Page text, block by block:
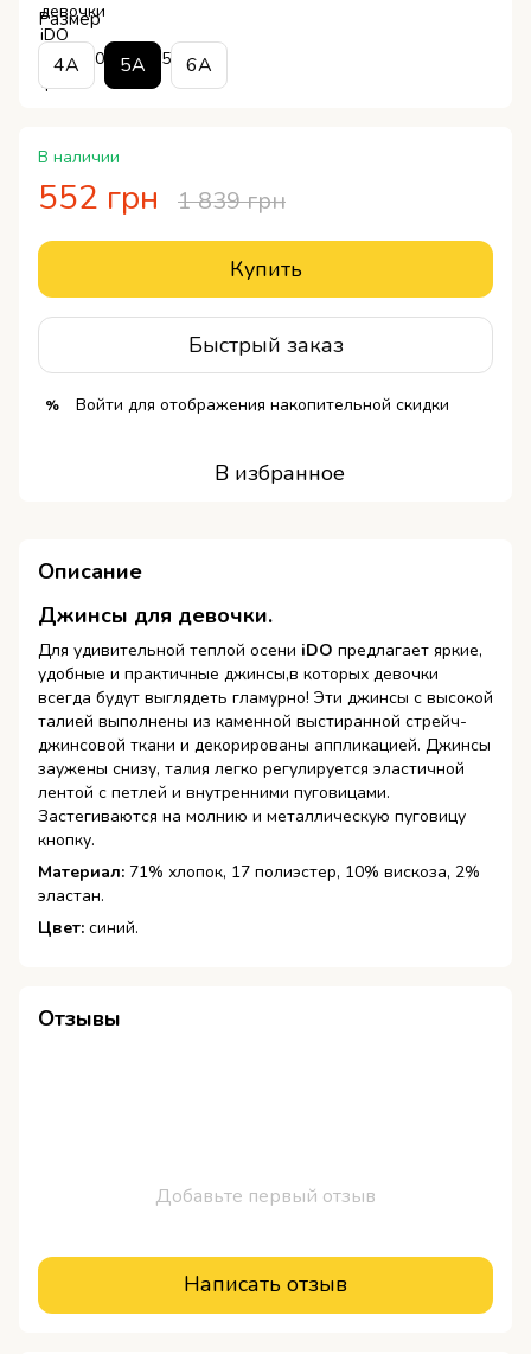
Размер
4A 5A 6A
В наличии
552 грн 1 839 грн
Купить
Быстрый заказ
% Войти для отображения накопительной скидки
В избранное
Описание
Джинсы для девочки.
Для удивительной теплой осени iDO предлагает яркие,
удобные и практичные джинсы,в которых девочки
всегда будут выглядеть гламурно! Эти джинсы с высокой
талией выполнены из каменной выстиранной стрейч-
джинсовой ткани и декорированы аппликацией. Джинсы
заужены снизу, талия легко регулируется эластичной
лентой с петлей и внутренними пуговицами.
Застегиваются на молнию и металлическую пуговицу
кнопку.
Материал: 71% хлопок, 17 полиэстер, 10% вискоза, 2%
эластан.
Цвет: синий.
Отзывы
Добавьте первый отзыв
Написать отзыв